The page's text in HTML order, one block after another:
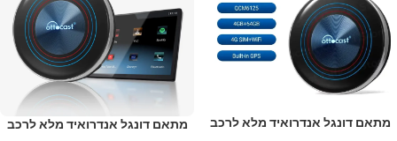
מתאם דונגל אנדרואיד מלא לרכב
מתאם דונגל אנדרואיד מלא לרכב